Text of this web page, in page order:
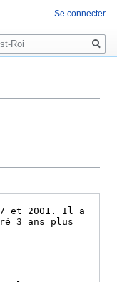
Se connecter